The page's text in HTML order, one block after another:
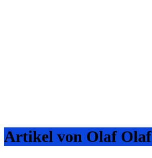
Artikel von Olaf Olaf